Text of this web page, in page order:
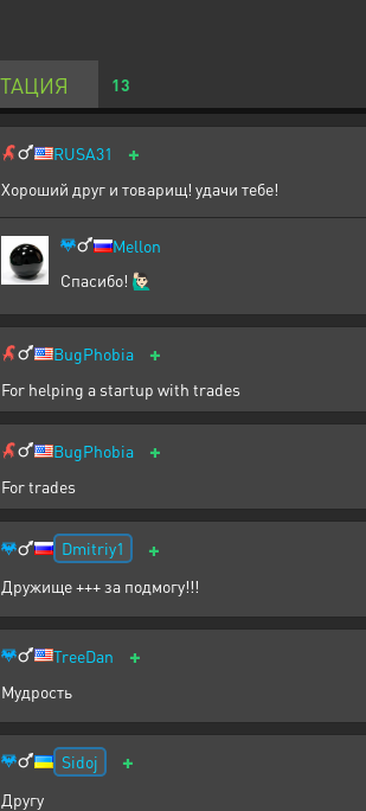
13
RUSA31 +
Хороший друг и товарищ! удачи тебе!
Mellon
Спасибо! 🙋🏻‍♂️
BugPhobia +
For helping a startup with trades
BugPhobia +
For trades
Dmitriy1 +
Дружище +++ за подмогу!!!
TreeDan +
Мудрость
Sidoj +
Другу